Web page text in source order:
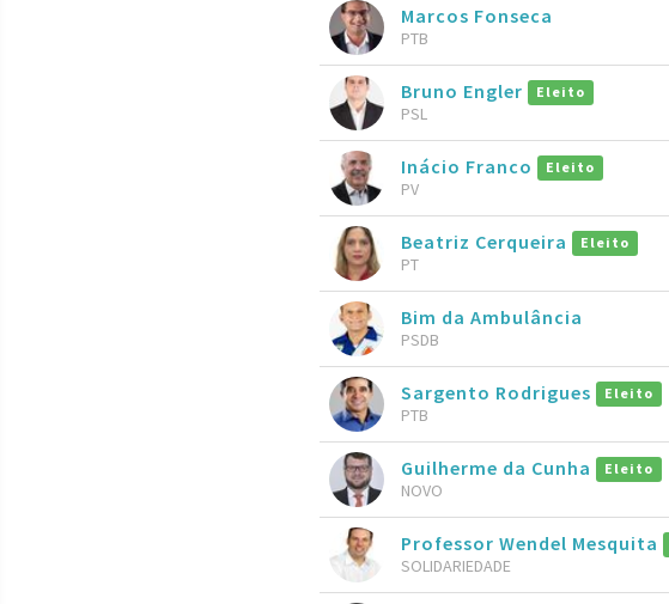
Marcos Fonseca
PTB
Bruno Engler Eleito
PSL
Inácio Franco Eleito
PV
Beatriz Cerqueira Eleito
PT
Bim da Ambulância
PSDB
Sargento Rodrigues Eleito
PTB
Guilherme da Cunha Eleito
NOVO
Professor Wendel Mesquita
SOLIDARIEDADE